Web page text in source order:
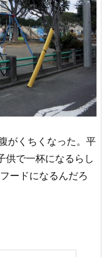
がくちくなった。平
供で一杯になるらし
ードになるんだろ